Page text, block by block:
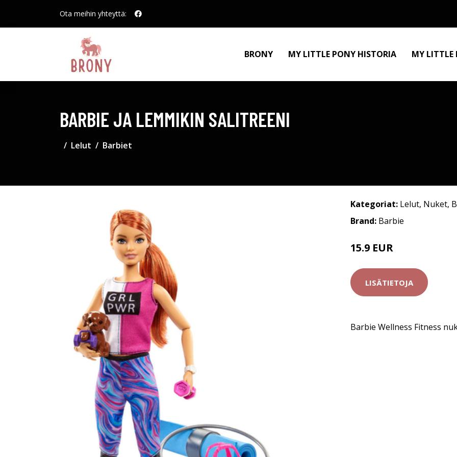
Ota meihin yhteyttä:
BRONY MY LITTLE PONY HISTORIA MY LITTLE
BARBIE JA LEMMIKIN SALITREENI
Lelut Barbiet
Kategoriat: Lelut, Nuket,
Brand: Barbie
15.9 EUR
LISÄTIETOJA
Barbie Wellness Fitness